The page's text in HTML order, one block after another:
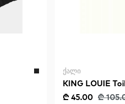
ᲥᲐᲚᲘ
KING LOUIE
Fern Green
₾ 45.00 ₾